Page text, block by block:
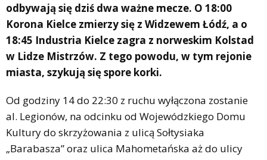
odbywają się dziś dwa ważne mecze. O 18:00
Korona Kielce zmierzy się z Widzewem Łódź, a o
18:45 Industria Kielce zagra z norweskim Kolstad
w Lidze Mistrzów. Z tego powodu, w tym rejonie
miasta, szykują się spore korki.
Od godziny 14 do 22:30 z ruchu wyłączona zostanie
al. Legionów, na odcinku od Wojewódzkiego Domu
Kultury do skrzyżowania z ulicą Sołtysiaka
„Barabasza” oraz ulica Mahometańska aż do ulicy